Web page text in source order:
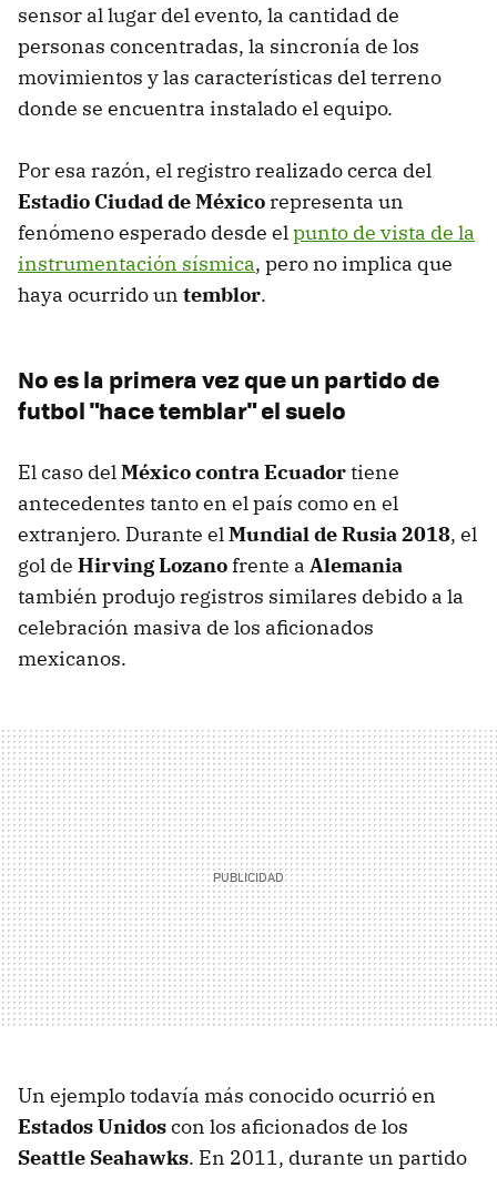
sensor al lugar del evento, la cantidad de
personas concentradas, la sincronía de los
movimientos y las características del terreno
donde se encuentra instalado el equipo.
Por esa razón, el registro realizado cerca del
Estadio Ciudad de México representa un
fenómeno esperado desde elpunto de vista de la
instrumentación sísmica, pero no implica que
haya ocurrido un temblor.
No es la primera vez que un partido de
futbol "hace temblar" el suelo
El caso delMéxico contra Ecuadortiene
antecedentes tanto en el país como en el
extranjero. Durante elMundial de Rusia 2018, el
gol de Hirving Lozanofrente a Alemania
también produjo registros similares debido a la
celebración masiva de los aficionados
mexicanos.
Un ejemplo todavía más conocido ocurrió en
Estados Unidoscon los aficionados de los
Seattle Seahawks. En 2011, durante un partido